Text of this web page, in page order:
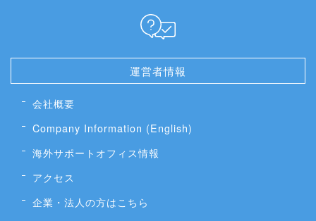
運営者情報
会社概要
Company Information (English)
海外サポートオフィス情報
アクセス
企業・法人の方はこちら